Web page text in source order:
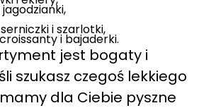
i szarlotki,
i bajaderki.
jest bogaty i
szukasz czegoś lekkiego
dla Ciebie pyszne